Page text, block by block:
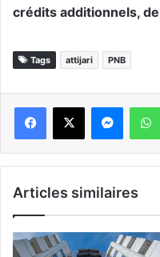
crédits additionnels,
Tags attijari PNB
Articles similaires